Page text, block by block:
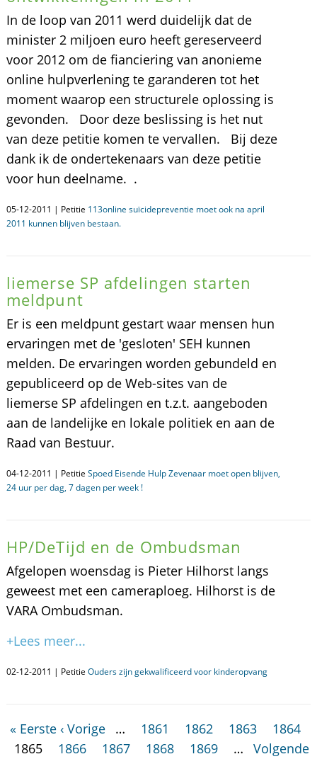
In de loop van 2011 werd duidelijk dat de
minister 2 miljoen euro heeft gereserveerd
voor 2012 om de fianciering van anonieme
online hulpverlening te garanderen tot het
moment waarop een structurele oplossing is
gevonden. Door deze beslissing is het nut
van deze petitie komen te vervallen. Bij deze
dank ik de ondertekenaars van deze petitie
voor hun deelname. .
05-12-2011 | Petitie 113online suïcidepreventie moet ook na april
2011 kunnen blijven bestaan.
liemerse SP afdelingen starten
meldpunt
Er is een meldpunt gestart waar mensen hun
ervaringen met de 'gesloten' SEH kunnen
melden. De ervaringen worden gebundeld en
gepubliceerd op de Web-sites van de
liemerse SP afdelingen en t.z.t. aangeboden
aan de landelijke en lokale politiek en aan de
Raad van Bestuur.
04-12-2011 | Petitie Spoed Eisende Hulp Zevenaar moet open blijven,
24 uur per dag, 7 dagen per week !
HP/DeTijd en de Ombudsman
Afgelopen woensdag is Pieter Hilhorst langs
geweest met een cameraploeg. Hilhorst is de
VARA Ombudsman.
+Lees meer...
02-12-2011 | Petitie Ouders zijn gekwalificeerd voor kinderopvang
« Eerste ‹ Vorige … 1861 1862 1863
1864
1865
1866 1867 1868 1869 …
Volgende